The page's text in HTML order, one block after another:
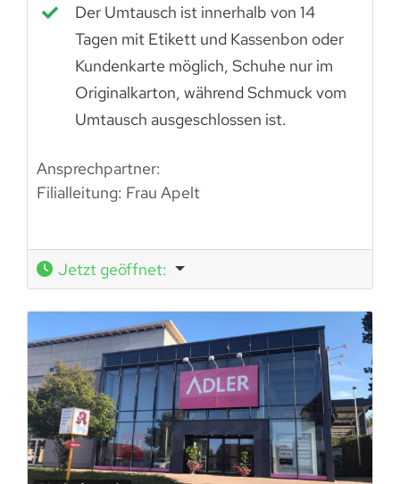
Der Umtausch ist innerhalb von 14
Tagen mit Etikett und Kassenbon oder
Kundenkarte möglich, Schuhe nur im
Originalkarton, während Schmuck vom
Umtausch ausgeschlossen ist.
Ansprechpartner:
Filialleitung: Frau Apelt
Jetzt geöffnet: